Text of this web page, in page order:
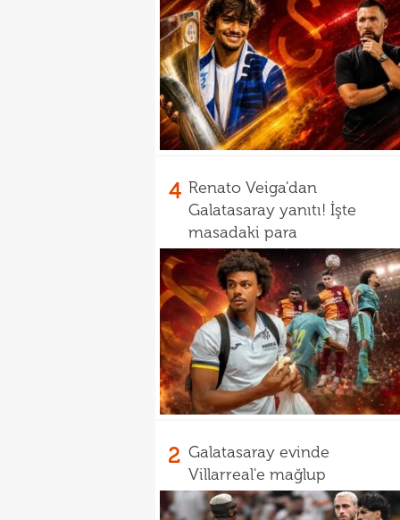
4 Renato Veiga'dan
Galatasaray yanıtı! İşte
masadaki para
2 Galatasaray evinde
Villarreal'e mağlup